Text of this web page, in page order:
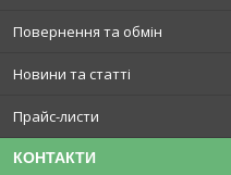
Повернення та обмін
Новини та статті
Прайс-листи
КОНТАКТИ